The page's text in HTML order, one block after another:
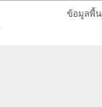
ข้อมูลพื้